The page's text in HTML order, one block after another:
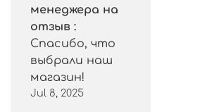
менеджера на
отзыв :
Спасибо, что
выбрали наш
магазин!
Jul 8, 2025